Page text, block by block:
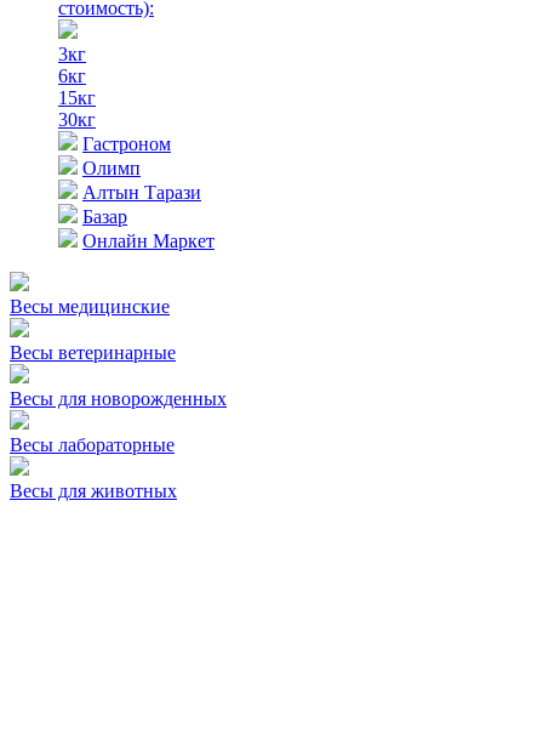
стоимость):
3кг
6кг
15кг
30кг
Гастроном
Олимп
Алтын Тарази
Базар
Онлайн Маркет
Весы медицинские
Весы ветеринарные
Весы для новорожденных
Весы лабораторные
Весы для животных